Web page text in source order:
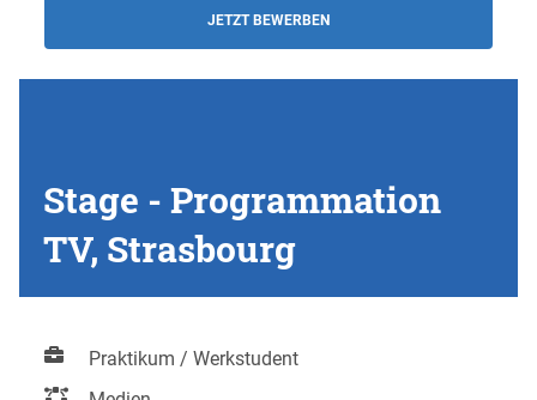
JETZT BEWERBEN
Stage - Programmation
TV, Strasbourg
Praktikum / Werkstudent